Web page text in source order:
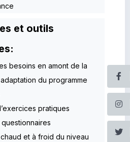
et outils
besoins en amont de la
du programme
pratiques
et à froid du niveau